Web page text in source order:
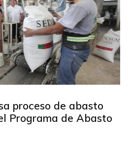
proceso de abasto
Programa de Abasto